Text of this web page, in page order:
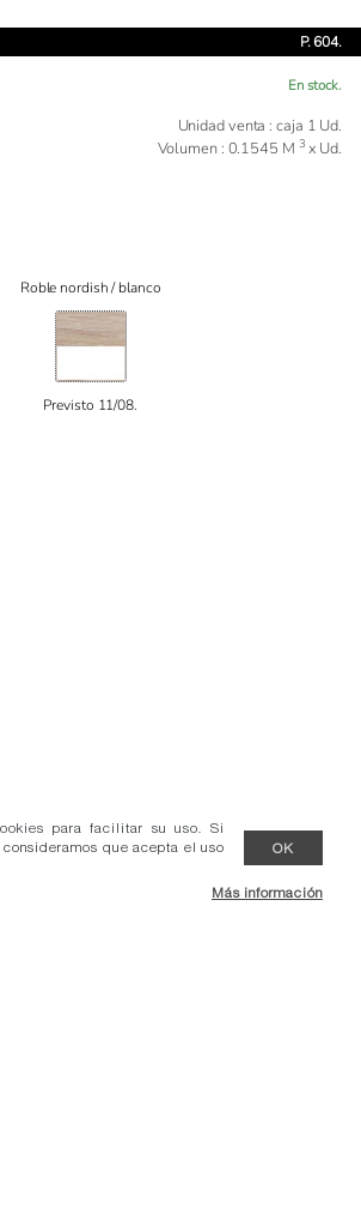
para facilitar su uso. Si
que acepta el uso
OK
Más información
P. 604.
En stock.
Unidad venta : caja 1 Ud.
Volumen : 0.1545 M 3 x Ud.
Roble nordish / blanco
Previsto 11/08.